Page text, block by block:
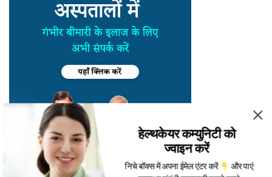
हेल्थकेयर कम्युनिटी को
ज्वाइन करें
निचे बॉक्स में अपना ईमेल एंटर करें
और पाएं